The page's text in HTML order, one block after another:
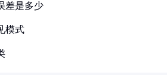
差是多少
模式